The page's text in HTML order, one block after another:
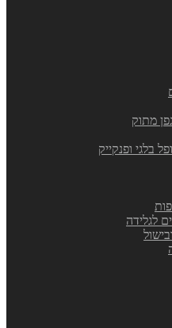
מתוק
בלגי ופנקייק
לגלידה